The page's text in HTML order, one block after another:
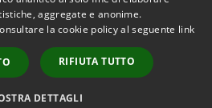
aggregate e anonime.
la cookie policy al seguente link
RIFIUTA TUTTO
DETTAGLI